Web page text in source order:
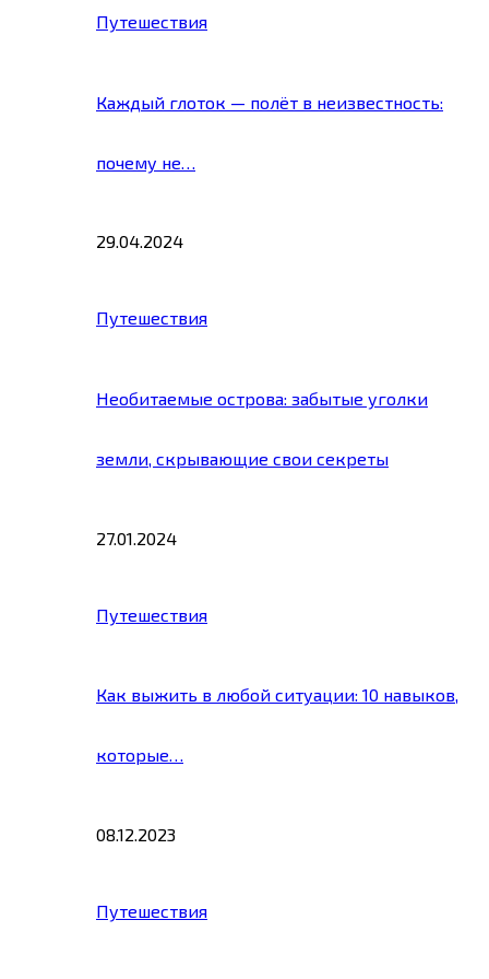
Путешествия
Каждый глоток — полёт в неизвестность:
почему не…
29.04.2024
Путешествия
Необитаемые острова: забытые уголки
земли, скрывающие свои секреты
27.01.2024
Путешествия
Как выжить в любой ситуации: 10 навыков,
которые…
08.12.2023
Путешествия